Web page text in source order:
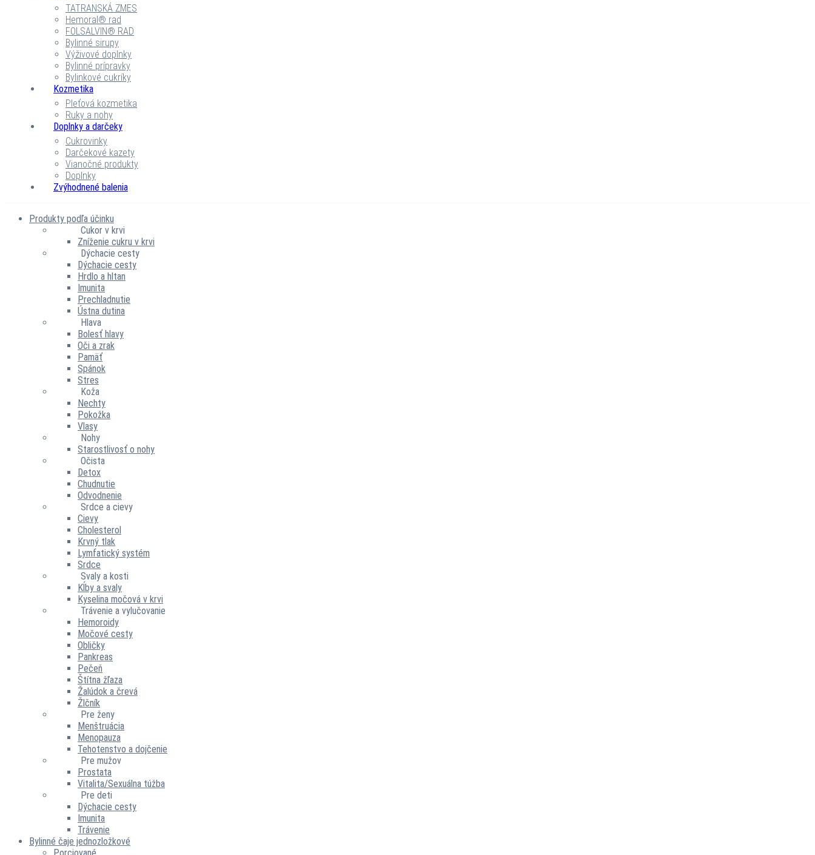
TATRANSKÁ ZMES
Hemoral® rad
FOLSALVIN® RAD
Bylinné sirupy
Výživové doplnky
Bylinné prípravky
Bylinkové cukríky
Kozmetika
Pleťová kozmetika
Ruky a nohy
Doplnky a darčeky
Cukrovinky
Darčekové kazety
Vianočné produkty
Doplnky
Zvýhodnené balenia
Produkty podľa účinku
Cukor v krvi
Zníženie cukru v krvi
Dýchacie cesty
Dýchacie cesty
Hrdlo a hltan
Imunita
Prechladnutie
Ústna dutina
Hlava
Bolesť hlavy
Oči a zrak
Pamäť
Spánok
Stres
Koža
Nechty
Pokožka
Vlasy
Nohy
Starostlivosť o nohy
Očista
Detox
Chudnutie
Odvodnenie
Srdce a cievy
Cievy
Cholesterol
Krvný tlak
Lymfatický systém
Srdce
Svaly a kosti
Kĺby a svaly
Kyselina močová v krvi
Trávenie a vylučovanie
Hemoroidy
Močové cesty
Obličky
Pankreas
Pečeň
Štítna žľaza
Žalúdok a črevá
Žlčník
Pre ženy
Menštruácia
Menopauza
Tehotenstvo a dojčenie
Pre mužov
Prostata
Vitalita/Sexuálna túžba
Pre deti
Dýchacie cesty
Imunita
Trávenie
Bylinné čaje jednozložkové